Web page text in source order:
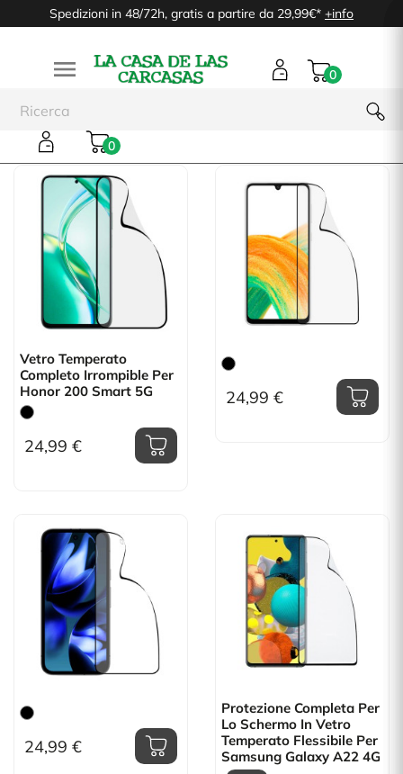
Spedizioni in 48/72h, gratis a partire da 29,99€* +info
 0
0
Completo Infrangibile
Vetro Temperato
Completo Irrompible Per
Honor 200 Smart 5G
24,99 €
24,99 €
24,99 €
Protezione Completa Per
Lo Schermo In Vetro
Temperato Flessibile Per
Samsung Galaxy A22 4G